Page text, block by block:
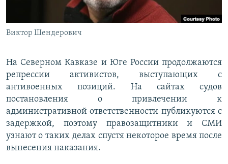
Все сайты РСЕ/РС
Виктор Шендерович
На Северном Кавказе и Юге России продолжаются
репрессии активистов, выступающих с
антивоенных позиций. На сайтах судов
постановления о привлечении к
административной ответственности публикуются с
задержкой, поэтому правозащитники и СМИ
узнают о таких делах спустя некоторое время после
вынесения наказания.